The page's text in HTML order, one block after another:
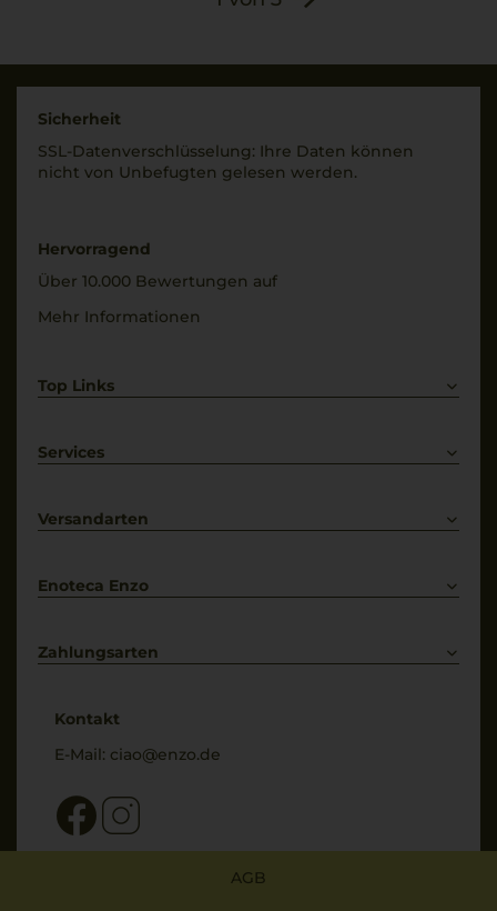
Sicherheit
SSL-Daten­verschlüs­selung: Ihre Daten können
nicht von Unbe­fugten gelesen werden.
Hervorragend
Über 10.000 Bewertungen auf
Mehr Informationen
Top Links
Weißwein
Services
Kontakt
Versandarten
Enoteca Enzo
Bewertungs-Richtlinien
Zahlungsarten
Kontakt
E-Mail: ciao@enzo.de
AGB